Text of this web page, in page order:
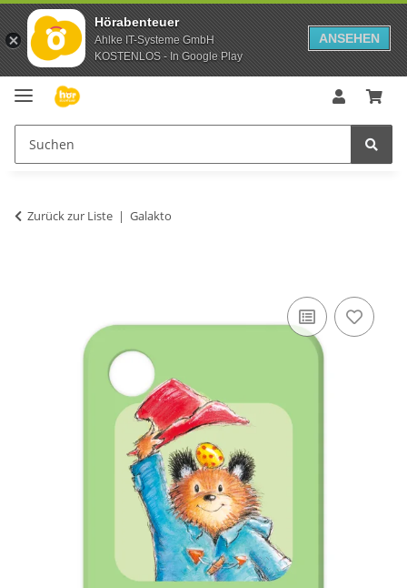
Hörabenteuer
Ahlke IT-Systeme GmbH
KOSTENLOS - In Google Play
ANSEHEN
Zurück zur Liste Galakto